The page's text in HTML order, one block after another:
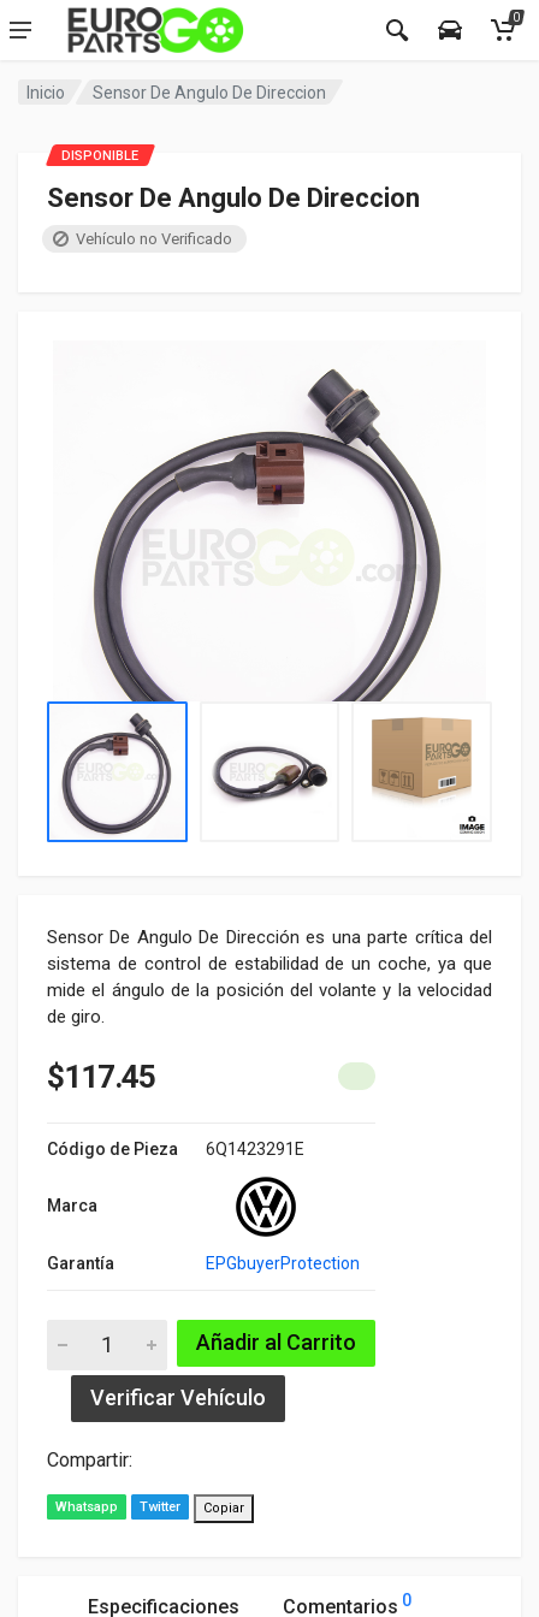
0
Inicio Sensor De Angulo De Direccion
Sensor De Angulo De Direccion
Vehículo no Verificado
Sensor De Angulo De Dirección es una parte crítica del
sistema de control de estabilidad de un coche, ya que
mide el ángulo de la posición del volante y la velocidad
de giro.
DISPONIBLE
$117.45
Código de Pieza 6Q1423291E
Marca
Garantía EPGbuyerProtection
Añadir al Carrito
Verificar Vehículo
Compartir:
Whatsapp Twitter Copiar
Especificaciones Comentarios 0